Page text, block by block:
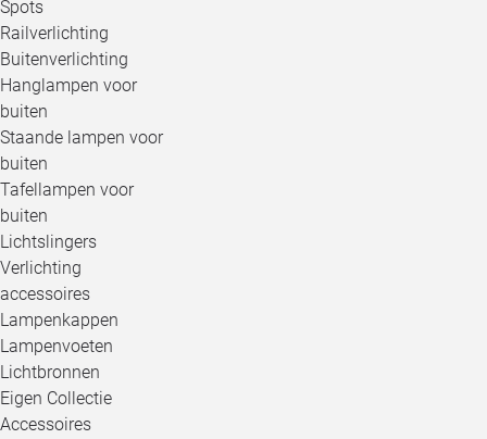
Spots
Railverlichting
Buitenverlichting
Hanglampen voor
buiten
Staande lampen voor
buiten
Tafellampen voor
buiten
Lichtslingers
Verlichting
accessoires
Lampenkappen
Lampenvoeten
Lichtbronnen
Eigen Collectie
Accessoires